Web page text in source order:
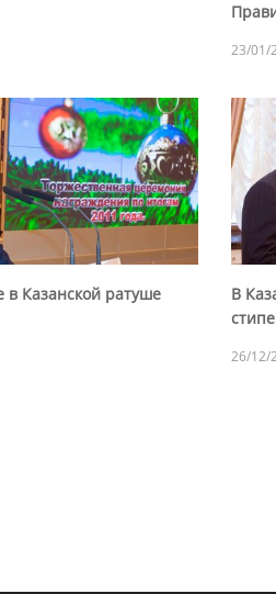
23/01/
в Казанской ратуше
В
26/12/